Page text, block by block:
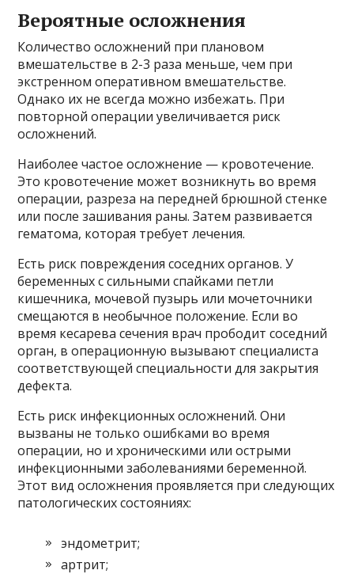
Вероятные осложнения
Количество осложнений при плановом
вмешательстве в 2-3 раза меньше, чем при
экстренном оперативном вмешательстве.
Однако их не всегда можно избежать. При
повторной операции увеличивается риск
осложнений.
Наиболее частое осложнение — кровотечение.
Это кровотечение может возникнуть во время
операции, разреза на передней брюшной стенке
или после зашивания раны. Затем развивается
гематома, которая требует лечения.
Есть риск повреждения соседних органов. У
беременных с сильными спайками петли
кишечника, мочевой пузырь или мочеточники
смещаются в необычное положение. Если во
время кесарева сечения врач прободит соседний
орган, в операционную вызывают специалиста
соответствующей специальности для закрытия
дефекта.
Есть риск инфекционных осложнений. Они
вызваны не только ошибками во время
операции, но и хроническими или острыми
инфекционными заболеваниями беременной.
Этот вид осложнения проявляется при следующих
патологических состояниях:
эндометрит;
артрит;